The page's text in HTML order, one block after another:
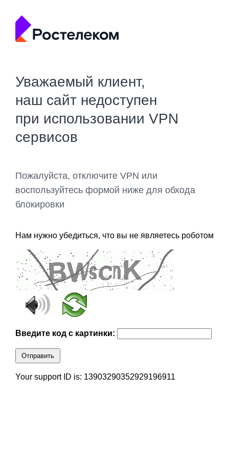
Уважаемый клиент,
наш сайт недоступен
при использовании VPN
сервисов
Пожалуйста, отключите VPN или
воспользуйтесь формой ниже для обхода
блокировки
Нам нужно убедиться, что вы не являетесь роботом
Введите код с картинки:
Отправить
Your support ID is: 13903290352929196911